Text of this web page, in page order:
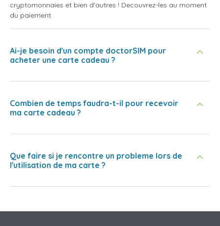
cryptomonnaies et bien d'autres ! Decouvrez-les au moment
du paiement.
Ai-je besoin d'un compte doctorSIM pour
acheter une carte cadeau ?
Combien de temps faudra-t-il pour recevoir
ma carte cadeau ?
Que faire si je rencontre un probleme lors de
l'utilisation de ma carte ?